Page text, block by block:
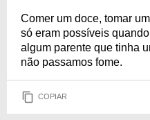
Comer um doce, tomar
só eram possíveis
algum parente que tinha
não passamos fome.
COPIAR